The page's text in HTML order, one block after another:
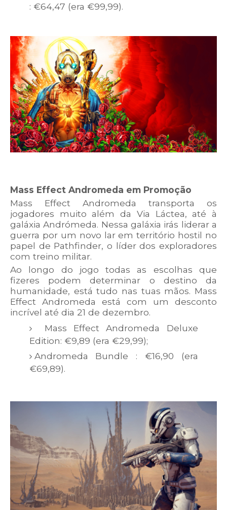
: €64,47 (era €99,99).
Mass Effect Andromeda em Promoção
Mass Effect Andromeda transporta os
jogadores muito além da Via Láctea, até à
galáxia Andrómeda. Nessa galáxia irás liderar a
guerra por um novo lar em território hostil no
papel de Pathfinder, o líder dos exploradores
com treino militar.
Ao longo do jogo todas as escolhas que
fizeres podem determinar o destino da
humanidade, está tudo nas tuas mãos. Mass
Effect Andromeda está com um desconto
incrível até dia 21 de dezembro.
Mass Effect Andromeda Deluxe
Edition: €9,89 (era €29,99);
Andromeda Bundle : €16,90 (era
€69,89).